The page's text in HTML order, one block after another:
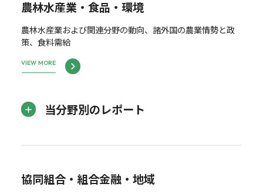
農林水産業・食品・環境
農林水産業および関連分野の動向、諸外国の農業情勢と政
策、食料需給
VIEW MORE
当分野別のレポート
協同組合・組合金融・地域